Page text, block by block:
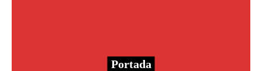
Portada